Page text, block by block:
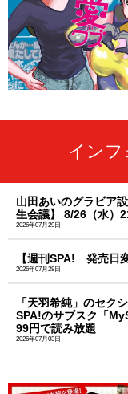
インフ
山田あいのグラビア
生会議】 8/26（水
2026年07月29日
【週刊SPA! 発売日
2026年07月28日
「天羽希純」のセク
SPA!のサブスク「
99円で読み放題
2026年07月03日